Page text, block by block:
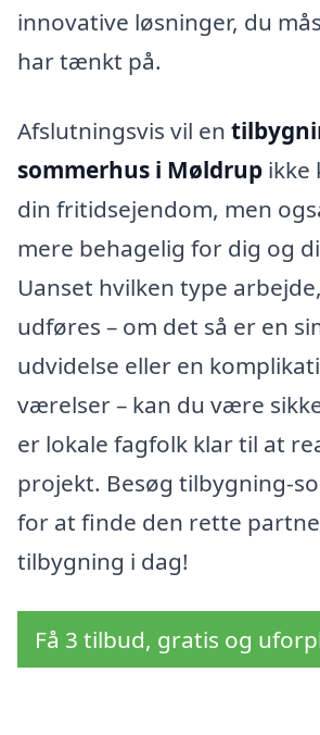
innovative løsninger, du
har tænkt på.
Afslutningsvis vil en
sommerhus i Møldrup ikke
din fritidsejendom, men
mere behagelig for dig og
Uanset hvilken type
udføres – om det så er en
udvidelse eller en
værelser – kan du være
er lokale fagfolk klar til at
projekt. Besøg tilbygning-
for at finde den rette
tilbygning i dag!
Få 3 tilbud, gratis og